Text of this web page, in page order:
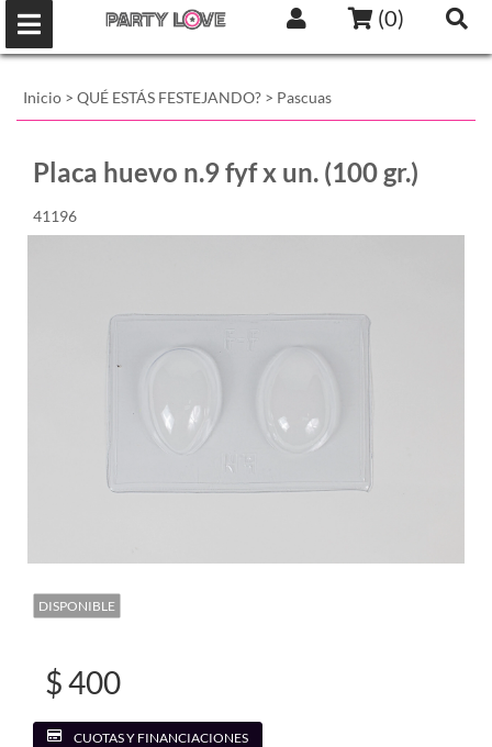
(0)
Inicio > QUÉ ESTÁS FESTEJANDO? > Pascuas
Placa huevo n.9 fyf x un. (100 gr.)
41196
DISPONIBLE
$ 400
CUOTAS Y FINANCIACIONES